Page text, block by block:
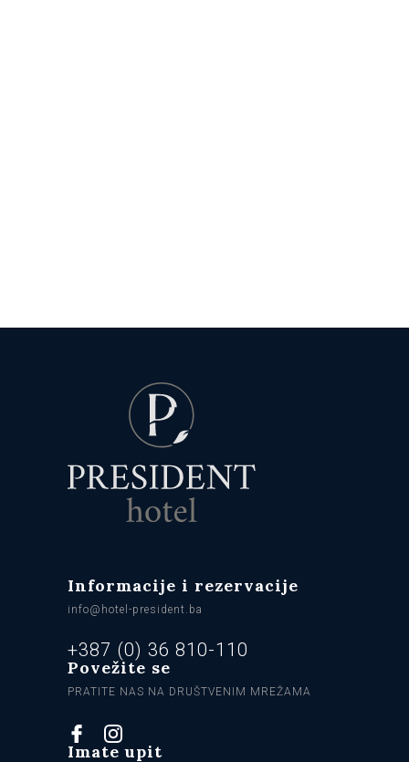
Informacije i rezervacije
info@hotel-president.ba
+387 (0) 36 810-110
Povežite se
PRATITE NAS NA DRUŠTVENIM MREŽAMA
Imate upit